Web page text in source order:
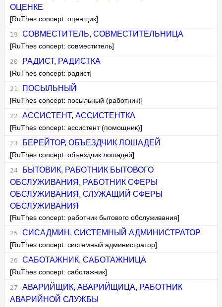
ОЦЕНКЕ
[RuThes concept: оценщик]
СОВМЕСТИТЕЛЬ, СОВМЕСТИТЕЛЬНИЦА
[RuThes concept: совместитель]
РАДИСТ, РАДИСТКА
[RuThes concept: радист]
ПОСЫЛЬНЫЙ
[RuThes concept: посыльный (работник)]
АССИСТЕНТ, АССИСТЕНТКА
[RuThes concept: ассистент (помощник)]
БЕРЕЙТОР, ОБЪЕЗДЧИК ЛОШАДЕЙ
[RuThes concept: объездчик лошадей]
БЫТОВИК, РАБОТНИК БЫТОВОГО
ОБСЛУЖИВАНИЯ , РАБОТНИК СФЕРЫ
ОБСЛУЖИВАНИЯ ,СЛУЖАЩИЙ СФЕРЫ
ОБСЛУЖИВАНИЯ
[RuThes concept: работник бытового обслуживания]
СИСАДМИН , СИСТЕМНЫЙ АДМИНИСТРАТОР
[RuThes concept: системный администратор]
САБОТАЖНИК, САБОТАЖНИЦА
[RuThes concept: саботажник]
АВАРИЙЩИК, АВАРИЙЩИЦА, РАБОТНИК
АВАРИЙНОЙ СЛУЖБЫ